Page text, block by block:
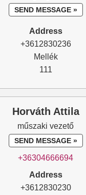
SEND MESSAGE »
Address
+3612830236
Mellék
111
Horváth Attila
műszaki vezető
SEND MESSAGE »
+36304666694
Address
+3612830230